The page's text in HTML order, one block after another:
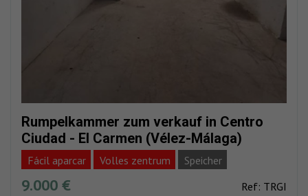
Rumpelkammer zum verkauf in Centro
Ciudad - El Carmen (Vélez-Málaga)
Fácil aparcar Volles zentrum Speicher
9.000 € Ref: TRGI